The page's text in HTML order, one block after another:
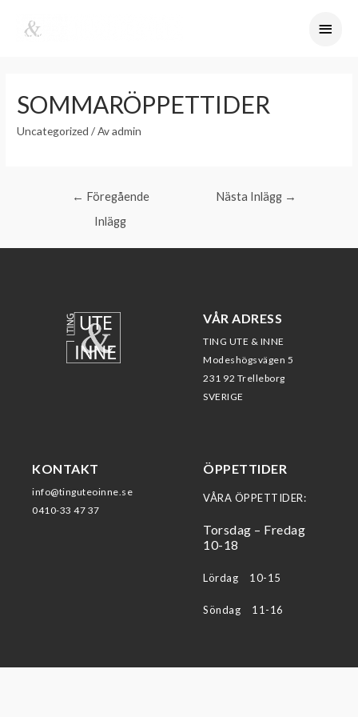
SOMMARÖPPETTIDER
Uncategorized / Avadmin
← Föregående
Inlägg
Nästa Inlägg →
VÅR ADRESS
TING UTE & INNE
Modeshögsvägen 5
231 92 Trelleborg
SVERIGE
KONTAKT
info@tinguteoinne.se
0410-33 47 37
ÖPPETTIDER
VÅRA ÖPPETTIDER:
Torsdag – Fredag
10-18
Lördag 10-15
Söndag 11-16